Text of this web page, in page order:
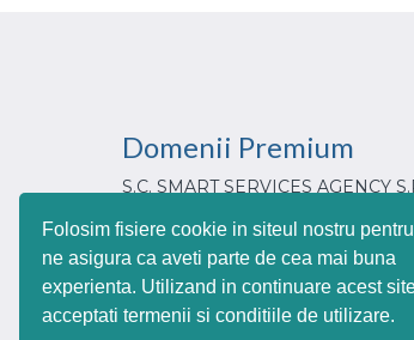
Folosim fisiere cookie in siteul nostru
ne asigura ca aveti parte de cea mai buna
experienta. Utilizand in continuare acest
acceptati termenii si conditiile de utilizare.
Domenii Premium
S.C. SMART SERVICES AGENCY
Din 2017, partenerul tau de
urilor web cu extensia .ro